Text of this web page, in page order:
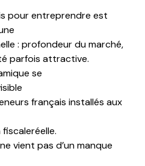
pour entreprendre est
: profondeur du marché,
parfois attractive.
se
français installés aux
fiscaleréelle.
vient pas d’un manque